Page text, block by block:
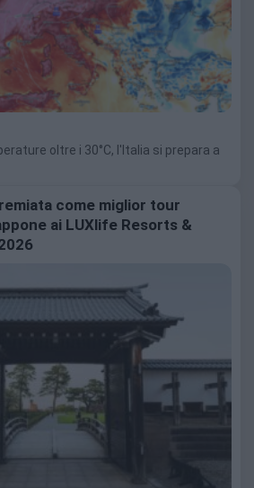
oltre i 30°C, l'Italia si prepara a
come miglior tour
ai LUXlife Resorts &